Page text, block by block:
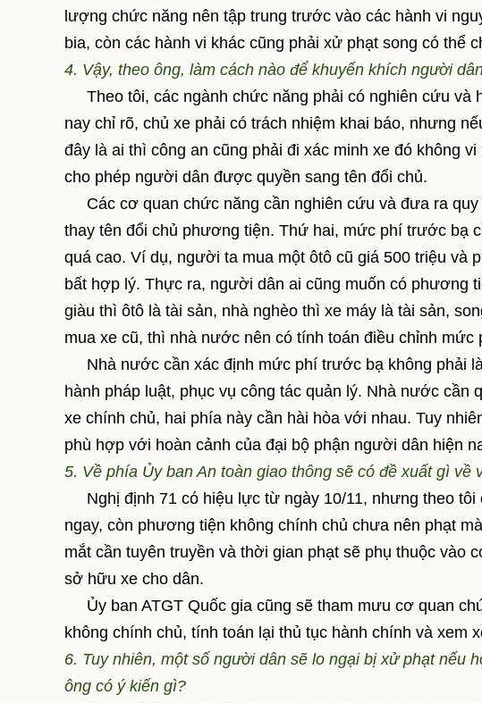
lượng chức năng nên tập trung trước vào các hành vi
bia, còn các hành vi khác cũng phải xử phạt song có thể
4. Vậy, theo ông, làm cách nào để khuyến khích người
Theo tôi, các ngành chức năng phải có nghiên cứu và
nay chỉ rõ, chủ xe phải có trách nhiệm khai báo, nhưng
đây là ai thì công an cũng phải đi xác minh xe đó không
cho phép người dân được quyền sang tên đổi chủ.
Các cơ quan chức năng cần nghiên cứu và đưa ra
thay tên đổi chủ phương tiện. Thứ hai, mức phí trước bạ
quá cao. Ví dụ, người ta mua một ôtô cũ giá 500 triệu và
bất hợp lý. Thực ra, người dân ai cũng muốn có phương
giàu thì ôtô là tài sản, nhà nghèo thì xe máy là tài sản,
mua xe cũ, thì nhà nước nên có tính toán điều chỉnh mức
Nhà nước cần xác định mức phí trước bạ không phải
hành pháp luật, phục vụ công tác quản lý. Nhà nước
xe chính chủ, hai phía này cần hài hòa với nhau. Tuy
phù hợp với hoàn cảnh của đại bộ phận người dân hiện
5. Về phía Ủy ban An toàn giao thông sẽ có đề xuất gì về
Nghị định 71 có hiệu lực từ ngày 10/11, nhưng theo tôi
ngay, còn phương tiện không chính chủ chưa nên phạt
mắt cần tuyên truyền và thời gian phạt sẽ phụ thuộc vào
sở hữu xe cho dân.
Ủy ban ATGT Quốc gia cũng sẽ tham mưu cơ quan
không chính chủ, tính toán lại thủ tục hành chính và xem
6. Tuy nhiên, một số người dân sẽ lo ngại bị xử phạt nếu
ông có ý kiến gì?